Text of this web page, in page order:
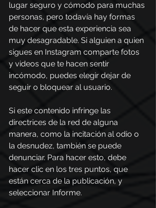
lugar seguro y cómodo para muchas
personas, pero todavía hay formas
de hacer que esta experiencia sea
muy desagradable. Si alguien a quien
sigues en Instagram comparte fotos
y videos que te hacen sentir
incómodo, puedes elegir dejar de
seguir o bloquear al usuario.
Si este contenido infringe las
directrices de la red de alguna
manera, como la incitación al odio o
la desnudez, también se puede
denunciar. Para hacer esto, debe
hacer clic en los tres puntos, que
están cerca de la publicación, y
seleccionar Informe.